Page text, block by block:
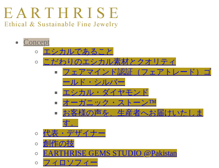
Concept
エシカルであること
こだわりのエシカル素材とクオリティ
フェアマインド認証（フェアトレード）ゴ
ールド・シルバー
エシカル・ダイヤモンド
オーガニック・ストーン™
お客様の声を、生産者へお届けいたしま
す。
代表・デザイナー
創作の技
EARTHRISE GEMS STUDIO @Pakistan
フィロソフィー